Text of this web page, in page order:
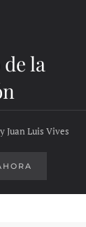
la
Juan Luis Vives